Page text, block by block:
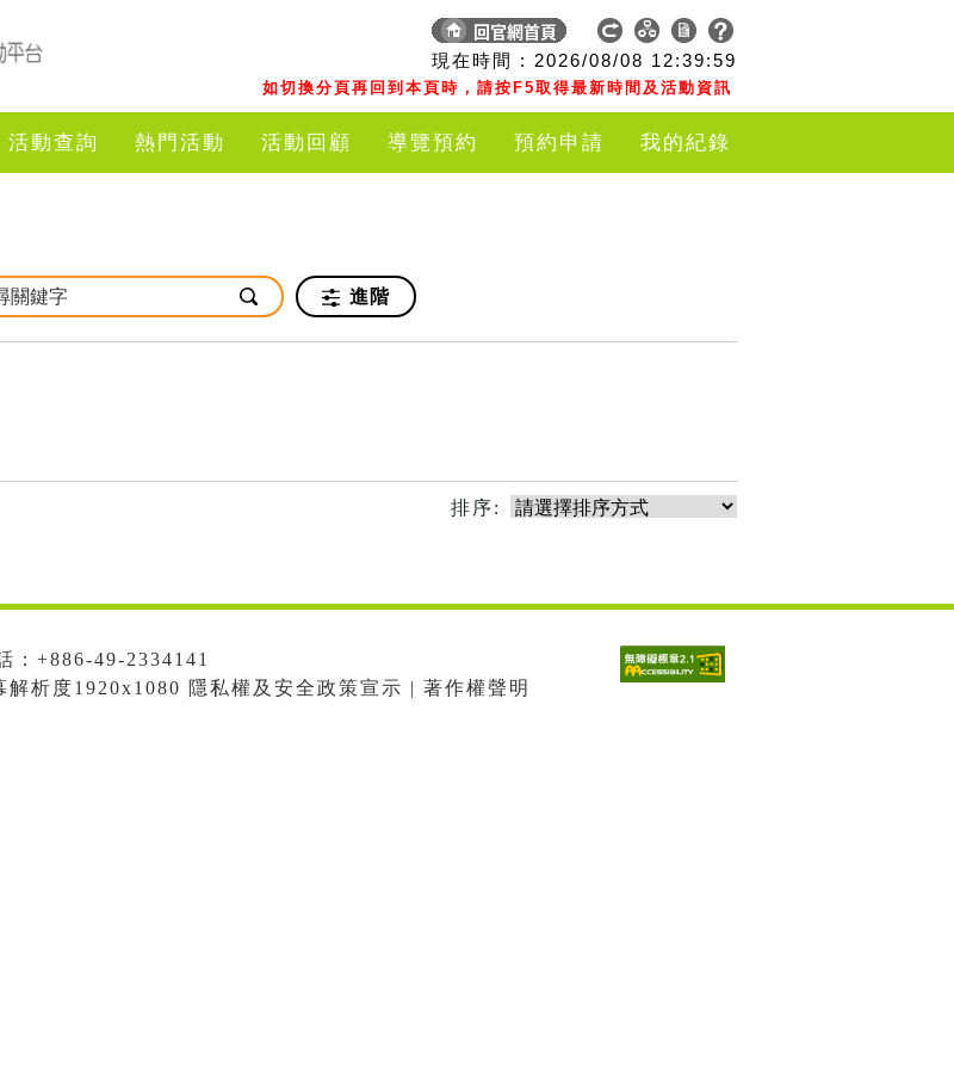
現在時間 : 2026/08/08 12:39:59
如切換分頁再回到本頁時，請按F5取得最新時間及活動資訊
活動查詢 熱門活動 活動回顧 導覽預約 預約申請 我的紀錄
進階
排序:
：+886-49-2334141
析度1920x1080 隱私權及安全政策宣示 | 著作權聲明